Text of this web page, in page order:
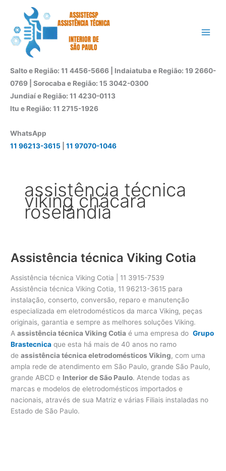
conteúdo
Salto e Região: 11 4456-5666 | Indaiatuba e Região: 19 2660-
0769 | Sorocaba e Região: 15 3042-0300
Jundiaí e Região: 11 4230-0113
Itu e Região: 11 2715-1926
WhatsApp
11 96213-3615
11 97070-1046
assistência técnica
viking chácara
roselândia
Assistência técnica Viking Cotia
Assistência técnica Viking Cotia | 11 3915-7539
Assistência técnica Viking Cotia, 11 96213-3615 para
instalação, conserto, conversão, reparo e manutenção
especializada em eletrodomésticos da marca Viking, peças
originais, garantia e sempre as melhores soluções Viking.
Aassistência técnica Viking Cotia é uma empresa doGrupo
Brastecnica que esta há mais de 40 anos no ramo
deassistência técnica eletrodomésticos Viking, com uma
ampla rede de atendimento em São Paulo, grande São Paulo,
grande ABCD e Interior de São Paulo. Atende todas as
marcas e modelos de eletrodomésticos importados e
nacionais, através de sua Matriz e várias Filiais instaladas no
Estado de São Paulo.